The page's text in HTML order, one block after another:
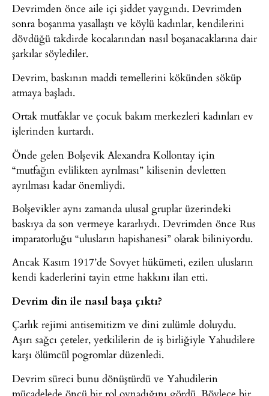
Devrimden önce aile içi şiddet yaygındı. Devrimden
sonra boşanma yasallaştı ve köylü kadınlar, kendilerini
dövdüğü takdirde kocalarından nasıl boşanacaklarına dair
şarkılar söylediler.
Devrim, baskının maddi temellerini kökünden söküp
atmaya başladı.
Ortak mutfaklar ve çocuk bakım merkezleri kadınları ev
işlerinden kurtardı.
Önde gelen Bolşevik Alexandra Kollontay için
“mutfağın evlilikten ayrılması” kilisenin devletten
ayrılması kadar önemliydi.
Bolşevikler aynı zamanda ulusal gruplar üzerindeki
baskıya da son vermeye kararlıydı. Devrimden önce Rus
imparatorluğu “ulusların hapishanesi” olarak biliniyordu.
Ancak Kasım 1917’de Sovyet hükümeti, ezilen ulusların
kendi kaderlerini tayin etme hakkını ilan etti.
Devrim din ile nasıl başa çıktı?
Çarlık rejimi antisemitizm ve dini zulümle doluydu.
Aşırı sağcı çeteler, yetkililerin de iş birliğiyle Yahudilere
karşı ölümcül pogromlar düzenledi.
Devrim süreci bunu dönüştürdü ve Yahudilerin